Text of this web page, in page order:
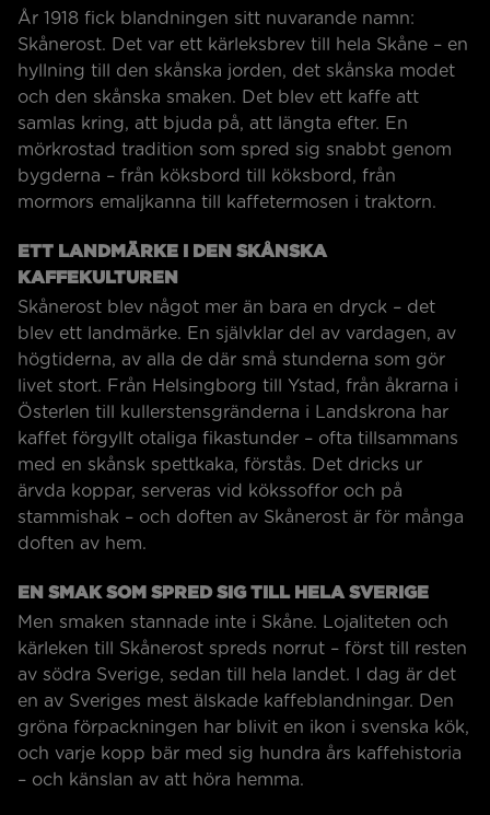
År 1918 fick blandningen sitt nuvarande namn:
Skånerost. Det var ett kärleksbrev till hela Skåne – en
hyllning till den skånska jorden, det skånska modet
och den skånska smaken. Det blev ett kaffe att
samlas kring, att bjuda på, att längta efter. En
mörkrostad tradition som spred sig snabbt genom
bygderna – från köksbord till köksbord, från
mormors emaljkanna till kaffetermosen i traktorn.
ETT LANDMÄRKE I DEN SKÅNSKA
KAFFEKULTUREN
Skånerost blev något mer än bara en dryck – det
blev ett landmärke. En självklar del av vardagen, av
högtiderna, av alla de där små stunderna som gör
livet stort. Från Helsingborg till Ystad, från åkrarna i
Österlen till kullerstensgränderna i Landskrona har
kaffet förgyllt otaliga fikastunder – ofta tillsammans
med en skånsk spettkaka, förstås. Det dricks ur
ärvda koppar, serveras vid kökssoffor och på
stammishak – och doften av Skånerost är för många
doften av hem.
EN SMAK SOM SPRED SIG TILL HELA SVERIGE
Men smaken stannade inte i Skåne. Lojaliteten och
kärleken till Skånerost spreds norrut – först till resten
av södra Sverige, sedan till hela landet. I dag är det
en av Sveriges mest älskade kaffeblandningar. Den
gröna förpackningen har blivit en ikon i svenska kök,
och varje kopp bär med sig hundra års kaffehistoria
– och känslan av att höra hemma.